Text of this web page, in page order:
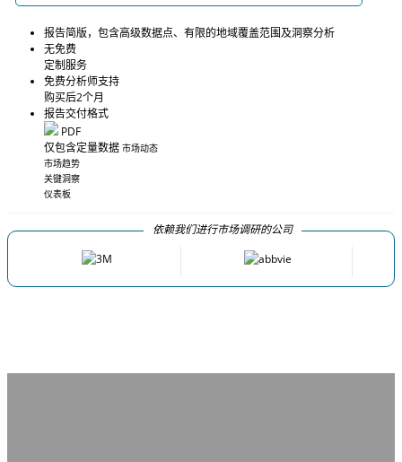
报告简版，包含高级数据点、有限的地域覆盖范围及洞察分析
无免费
定制服务
免费分析师支持
购买后2个月
报告交付格式
PDF
仅包含定量数据 市场动态
市场趋势
关键洞察
仪表板
依赖我们进行市场调研的公司